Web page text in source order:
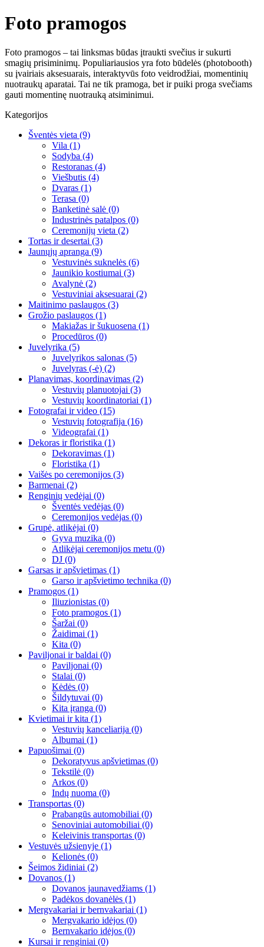
Foto pramogos
Foto pramogos – tai linksmas būdas įtraukti svečius ir sukurti
smagių prisiminimų. Populiariausios yra foto būdelės (photobooth)
su įvairiais aksesuarais, interaktyvūs foto veidrodžiai, momentinių
nuotraukų aparatai. Tai ne tik pramoga, bet ir puiki proga svečiams
gauti momentinę nuotrauką atsiminimui.
Kategorijos
Šventės vieta (9)
Vila (1)
Sodyba (4)
Restoranas (4)
Viešbutis (4)
Dvaras (1)
Terasa (0)
Banketinė salė (0)
Industrinės patalpos (0)
Ceremonijų vieta (2)
Tortas ir desertai (3)
Jaunųjų apranga (9)
Vestuvinės suknelės (6)
Jaunikio kostiumai (3)
Avalynė (2)
Vestuviniai aksesuarai (2)
Maitinimo paslaugos (3)
Grožio paslaugos (1)
Makiažas ir šukuosena (1)
Procedūros (0)
Juvelyrika (5)
Juvelyrikos salonas (5)
Juvelyras (-ė) (2)
Planavimas, koordinavimas (2)
Vestuvių planuotojai (3)
Vestuvių koordinatoriai (1)
Fotografai ir video (15)
Vestuvių fotografija (16)
Videografai (1)
Dekoras ir floristika (1)
Dekoravimas (1)
Floristika (1)
Vaišės po ceremonijos (3)
Barmenai (2)
Renginių vedėjai (0)
Šventės vedėjas (0)
Ceremonijos vedėjas (0)
Grupė, atlikėjai (0)
Gyva muzika (0)
Atlikėjai ceremonijos metu (0)
DJ (0)
Garsas ir apšvietimas (1)
Garso ir apšvietimo technika (0)
Pramogos (1)
Iliuzionistas (0)
Foto pramogos (1)
Šaržai (0)
Žaidimai (1)
Kita (0)
Paviljonai ir baldai (0)
Paviljonai (0)
Stalai (0)
Kėdės (0)
Šildytuvai (0)
Kita įranga (0)
Kvietimai ir kita (1)
Vestuvių kanceliarija (0)
Albumai (1)
Papuošimai (0)
Dekoratyvus apšvietimas (0)
Tekstilė (0)
Arkos (0)
Indų nuoma (0)
Transportas (0)
Prabangūs automobiliai (0)
Senoviniai automobiliai (0)
Keleivinis transportas (0)
Vestuvės užsienyje (1)
Kelionės (0)
Šeimos židiniai (2)
Dovanos (1)
Dovanos jaunavedžiams (1)
Padėkos dovanėlės (1)
Mergvakariai ir bernvakariai (1)
Mergvakario idėjos (0)
Bernvakario idėjos (0)
Kursai ir renginiai (0)